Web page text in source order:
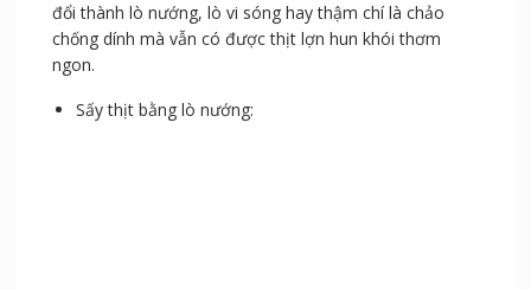
đổi thành lò nướng, lò vi sóng hay thậm chí là chảo
chống dính mà vẫn có được thịt lợn hun khói thơm
ngon.
Sấy thịt bằng lò nướng: